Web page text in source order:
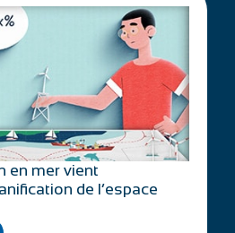
en mer vient
de l’espace